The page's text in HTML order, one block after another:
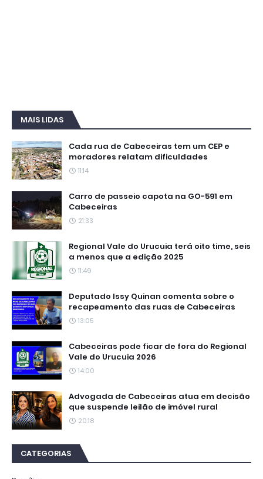
MAIS LIDAS
Cada rua de Cabeceiras tem um CEP e
moradores relatam dificuldades
11:14
Carro de passeio capota na GO-591 em
Cabeceiras
21:33
Regional Vale do Urucuia terá oito time, seis
a menos que a edição 2025
11:49
Deputado Issy Quinan comenta sobre o
recapeamento das ruas de Cabeceiras
13:05
Cabeceiras pode ficar de fora do Regional
Vale do Urucuia 2026
14:00
Advogada de Cabeceiras atua em decisão
que suspende leilão de imóvel rural
20:18
CATEGORIAS